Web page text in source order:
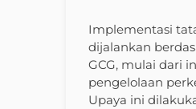
Implementasi
dijalankan
GCG, mulai dari
pengelolaan
Upaya ini